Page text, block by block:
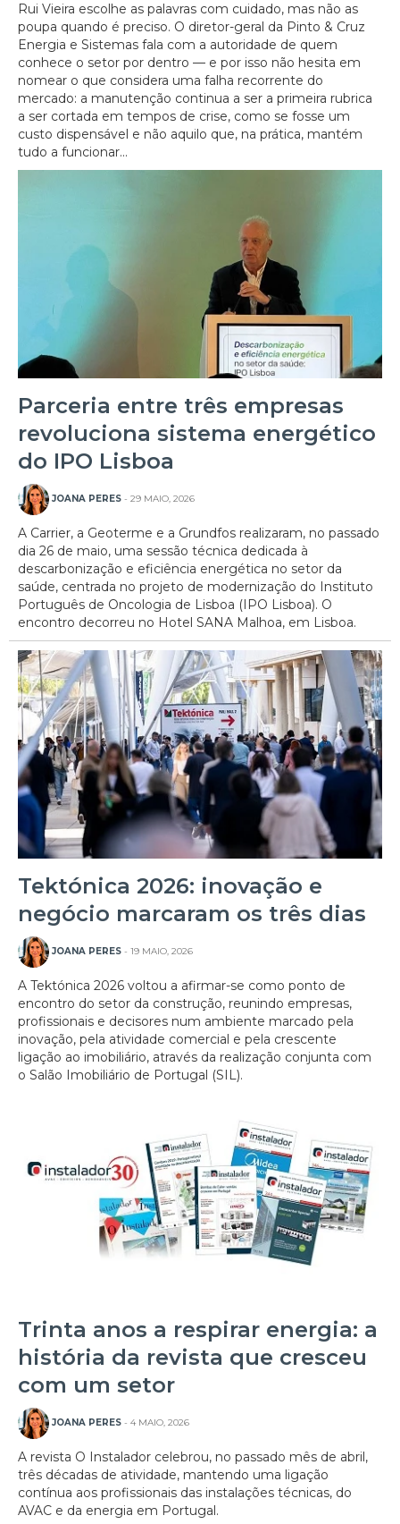
Rui Vieira escolhe as palavras com cuidado, mas não as
poupa quando é preciso. O diretor-geral da Pinto & Cruz
Energia e Sistemas fala com a autoridade de quem
conhece o setor por dentro — e por isso não hesita em
nomear o que considera uma falha recorrente do
mercado: a manutenção continua a ser a primeira rubrica
a ser cortada em tempos de crise, como se fosse um
custo dispensável e não aquilo que, na prática, mantém
tudo a funcionar...
Parceria entre três empresas
revoluciona sistema energético
do IPO Lisboa
JOANA PERES - 29 MAIO, 2026
A Carrier, a Geoterme e a Grundfos realizaram, no passado
dia 26 de maio, uma sessão técnica dedicada à
descarbonização e eficiência energética no setor da
saúde, centrada no projeto de modernização do Instituto
Português de Oncologia de Lisboa (IPO Lisboa). O
encontro decorreu no Hotel SANA Malhoa, em Lisboa.
Tektónica 2026: inovação e
negócio marcaram os três dias
JOANA PERES - 19 MAIO, 2026
A Tektónica 2026 voltou a afirmar-se como ponto de
encontro do setor da construção, reunindo empresas,
profissionais e decisores num ambiente marcado pela
inovação, pela atividade comercial e pela crescente
ligação ao imobiliário, através da realização conjunta com
o Salão Imobiliário de Portugal (SIL).
Trinta anos a respirar energia: a
história da revista que cresceu
com um setor
JOANA PERES - 4 MAIO, 2026
A revista O Instalador celebrou, no passado mês de abril,
três décadas de atividade, mantendo uma ligação
contínua aos profissionais das instalações técnicas, do
AVAC e da energia em Portugal.